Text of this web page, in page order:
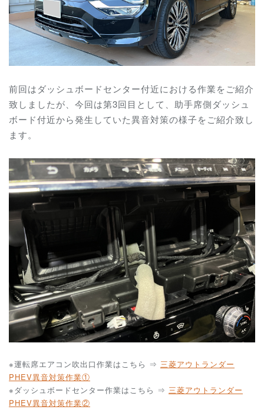
前回はダッシュボードセンター付近における作業をご紹介
致しましたが、 今回は第3回目として、助手席側ダッシュ
ボード付近から発生していた異音対策の様子をご紹介致し
ます。
※運転席エアコン吹出口作業はこちら ⇒ 三菱アウトランダー
PHEV異音対策作業①
※ダッシュボードセンター作業はこちら ⇒ 三菱アウトランダー
PHEV異音対策作業②